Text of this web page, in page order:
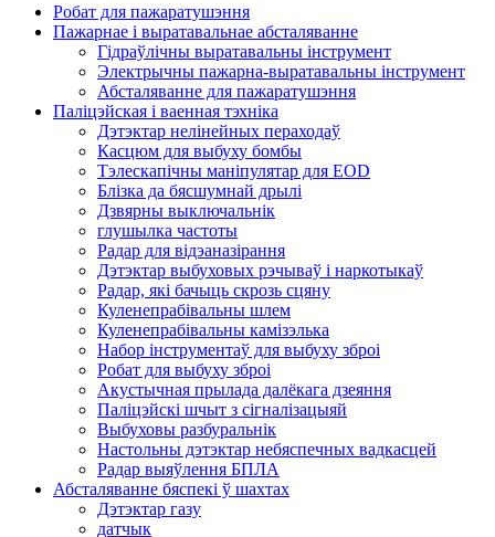
Робат для пажаратушэння
Пажарнае і выратавальнае абсталяванне
Гідраўлічны выратавальны інструмент
Электрычны пажарна-выратавальны інструмент
Абсталяванне для пажаратушэння
Паліцэйская і ваенная тэхніка
Дэтэктар нелінейных пераходаў
Касцюм для выбуху бомбы
Тэлескапічны маніпулятар для EOD
Блізка да бясшумнай дрылі
Дзвярны выключальнік
глушылка частоты
Радар для відэаназірання
Дэтэктар выбуховых рэчываў і наркотыкаў
Радар, які бачыць скрозь сцяну
Куленепрабівальны шлем
Куленепрабівальны камізэлька
Набор інструментаў для выбуху зброі
Робат для выбуху зброі
Акустычная прылада далёкага дзеяння
Паліцэйскі шчыт з сігналізацыяй
Выбуховы разбуральнік
Настольны дэтэктар небяспечных вадкасцей
Радар выяўлення БПЛА
Абсталяванне бяспекі ў шахтах
Дэтэктар газу
датчык